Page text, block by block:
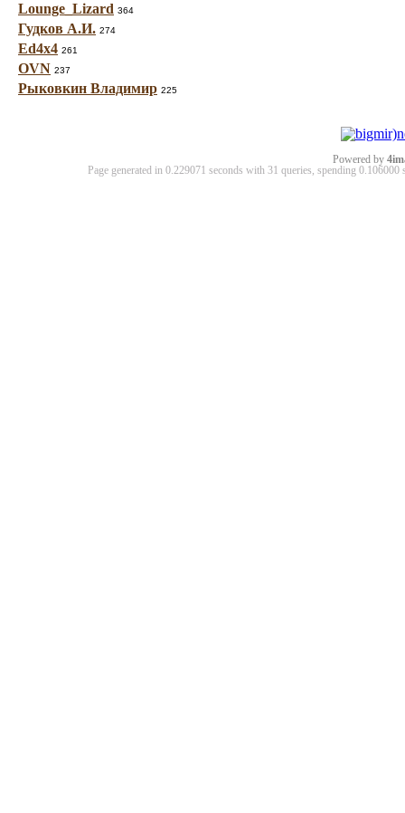
Lounge_Lizard 364
Гудков А.И. 274
Ed4x4 261
OVN 237
Рыковкин Владимир 225
Powered by
Page generated in 0.229071 seconds with 31 queries, spending